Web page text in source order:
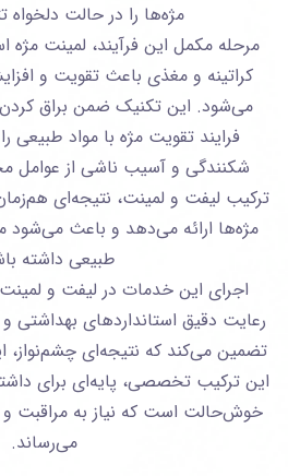
مژه‌ها را در حالت دلخواه
مرحله مکمل این فرآیند، لمینت مژه
کراتینه و مغذی باعث تقویت و
می‌شود. این تکنیک ضمن براق
فرایند تقویت مژه با مواد طبیعی
شکنندگی و آسیب ناشی از عوامل
ترکیب لیفت و لمینت، نتیجه‌ای
مژه‌ها ارائه می‌دهد و باعث می‌شود
طبیعی داشته
اجرای این خدمات در لیفت و لمینت
رعایت دقیق استانداردهای بهداشتی و
تضمین می‌کند که نتیجه‌ای چشم‌نواز،
این ترکیب تخصصی، پایه‌ای برای
خوش‌حالت است که نیاز به مراقبت و
می‌رساند.